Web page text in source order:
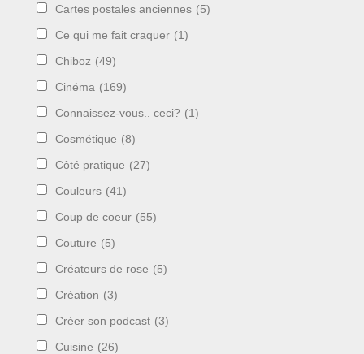
Cartes postales anciennes (5)
Ce qui me fait craquer (1)
Chiboz (49)
Cinéma (169)
Connaissez-vous.. ceci? (1)
Cosmétique (8)
Côté pratique (27)
Couleurs (41)
Coup de coeur (55)
Couture (5)
Créateurs de rose (5)
Création (3)
Créer son podcast (3)
Cuisine (26)